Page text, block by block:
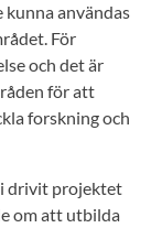
användas
För
och det är
för att
forskning och
drivit projektet
om att utbilda